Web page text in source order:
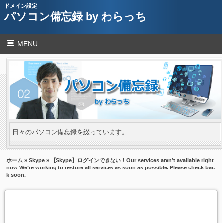
ドメイン設定
パソコン備忘録 by わらっち
MENU
日々のパソコン備忘録を綴っています。
ホーム »Skype » 【Skype】ログインできない！Our services aren’t available right
now We’re working to restore all services as soon as possible. Please check bac
k soon.